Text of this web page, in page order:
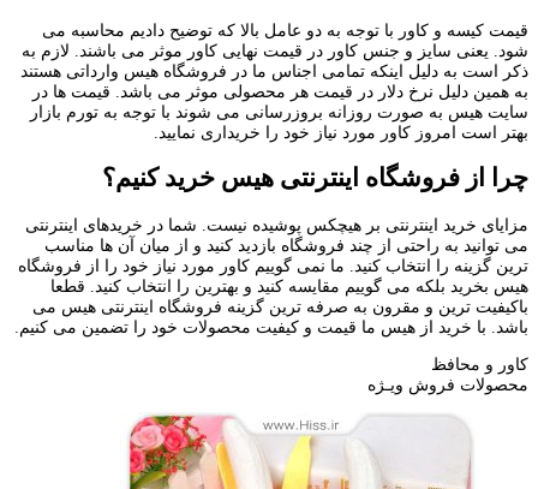
قیمت کیسه و کاور با توجه به دو عامل بالا که توضیح دادیم محاسبه می
شود. یعنی سایز و جنس کاور در قیمت نهایی کاور موثر می باشند. لازم به
ذکر است به دلیل اینکه تمامی اجناس ما در فروشگاه هیس وارداتی هستند
به همین دلیل نرخ دلار در قیمت هر محصولی موثر می باشد. قیمت ها در
سایت هیس به صورت روزانه بروزرسانی می شوند با توجه به تورم بازار
بهتر است امروز کاور مورد نیاز خود را خریداری نمایید.
چرا از فروشگاه اینترنتی هیس خرید کنیم؟
مزایای خرید اینترنتی بر هیچکس پوشیده نیست. شما در خریدهای اینترنتی
می توانید به راحتی از چند فروشگاه بازدید کنید و از میان آن ها مناسب
ترین گزینه را انتخاب کنید. ما نمی گوییم کاور مورد نیاز خود را از فروشگاه
هیس بخرید بلکه می گوییم مقایسه کنید و بهترین را انتخاب کنید. قطعا
باکیفیت ترین و مقرون به صرفه ترین گزینه فروشگاه اینترنتی هیس می
باشد. با خرید از هیس ما قیمت و کیفیت محصولات خود را تضمین می کنیم.
کاور و محافظ
محصولات فروش ویـژه